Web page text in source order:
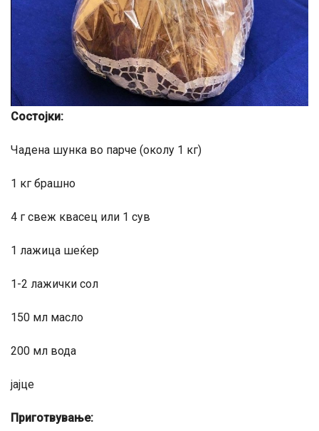
Состојки:
Чадена шунка во парче (околу 1 кг)
1 кг брашно
4 г свеж квасец или 1 сув
1 лажица шеќер
1-2 лажички сол
150 мл масло
200 мл вода
јајце
Приготвување: